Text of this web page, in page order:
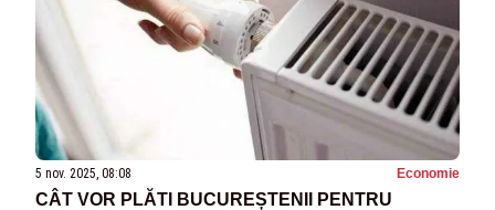
5 nov. 2025, 08:08 Economie
CÂT VOR PLĂTI BUCUREȘTENII PENTRU